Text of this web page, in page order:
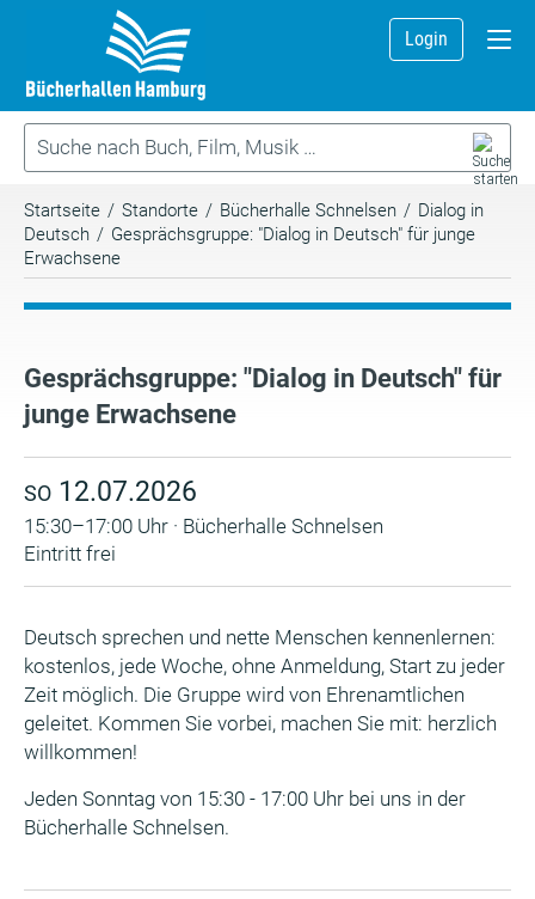
Login
Startseite / Standorte / Bücherhalle Schnelsen / Dialog in
Deutsch / Gesprächsgruppe: "Dialog in Deutsch" für junge
Erwachsene
Gesprächsgruppe: "Dialog in Deutsch" für
junge Erwachsene
SO 12.07.2026
15:30–17:00 Uhr · Bücherhalle Schnelsen
Eintritt frei
Deutsch sprechen und nette Menschen kennenlernen:
kostenlos, jede Woche, ohne Anmeldung, Start zu jeder
Zeit möglich. Die Gruppe wird von Ehrenamtlichen
geleitet. Kommen Sie vorbei, machen Sie mit: herzlich
willkommen!
Jeden Sonntag von 15:30 - 17:00 Uhr bei uns in der
Bücherhalle Schnelsen.